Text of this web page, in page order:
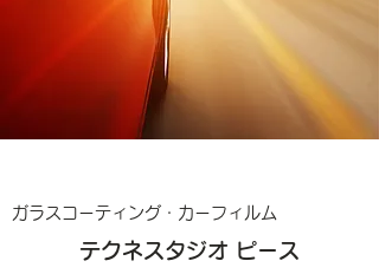
ガラスコーティング・カーフィルム
テクネスタジオ ピース